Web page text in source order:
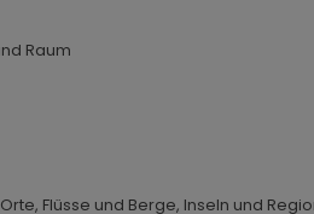
Raum
Flüsse und Berge, Inseln und